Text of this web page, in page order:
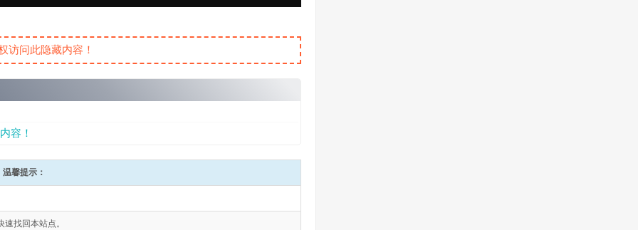
访问此隐藏内容！
容！
温馨提示：
找回本站点。